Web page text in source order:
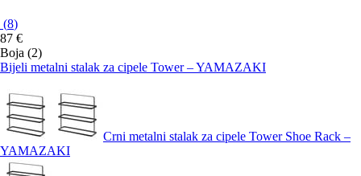
(8)
87 €
Boja (2)
Bijeli metalni stalak za cipele Tower – YAMAZAKI
Crni metalni stalak za cipele Tower Shoe Rack –
YAMAZAKI